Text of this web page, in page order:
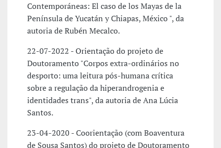
Contemporáneas: El caso de los Mayas de la
Península de Yucatán y Chiapas, México ", da
autoria de Rubén Mecalco.
22-07-2022 - Orientação do projeto de
Doutoramento "Corpos extra-ordinários no
desporto: uma leitura pós-humana crítica
sobre a regulação da hiperandrogenia e
identidades trans", da autoria de Ana Lúcia
Santos.
23-04-2020 - Coorientação (com Boaventura
de Sousa Santos) do projeto de Doutoramento